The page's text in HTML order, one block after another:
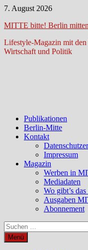
Zum
springen
7. August 2026
MITTE bitte! Berlin
Lifestyle-Magazin mit
Wirtschaft und Politik
Publikationen
Berlin-Mitte
Kontakt
Impressum
Magazin
Werben in
Mediadaten
Wo gibt’s
Ausgaben
Abonnement
Suchen
nach:
Menü